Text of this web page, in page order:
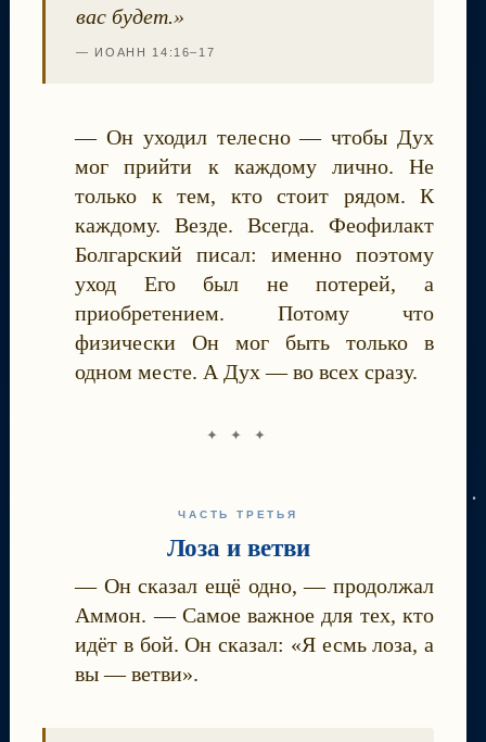
вас будет.»
— ИОАНН 14:16–17
— Он уходил телесно — чтобы Дух
мог прийти к каждому лично. Не
только к тем, кто стоит рядом. К
каждому. Везде. Всегда. Феофилакт
Болгарский писал: именно поэтому
уход Его был не потерей, а
приобретением. Потому что
физически Он мог быть только в
одном месте. А Дух — во всех сразу.
✦ ✦ ✦
ЧАСТЬ ТРЕТЬЯ
Лоза и ветви
— Он сказал ещё одно, — продолжал
Аммон. — Самое важное для тех, кто
идёт в бой. Он сказал: «Я есмь лоза, а
вы — ветви».